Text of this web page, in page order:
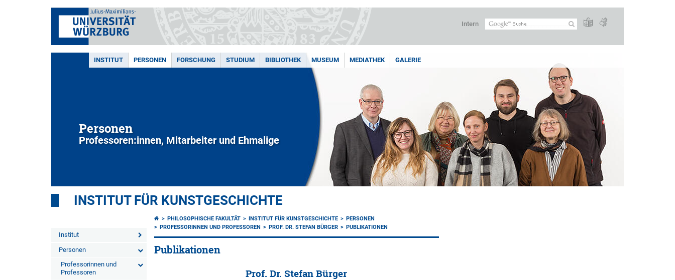
Intern
INSTITUT PERSONEN FORSCHUNG STUDIUM BIBLIOTHEK MUSEUM MEDIATHEK GALERIE
Personen
Professoren:innen, Mitarbeiter und Ehmalige
INSTITUT FÜR KUNSTGESCHICHTE
Institut
Personen
Professorinnen und
Professoren
PHILOSOPHISCHE FAKULTÄT INSTITUT FÜR KUNSTGESCHICHTE
PERSONEN
PROFESSORINNEN UND PROFESSOREN
PROF. DR. STEFAN BÜRGER PUBLIKATIONEN
Publikationen
Prof. Dr. Stefan Bürger